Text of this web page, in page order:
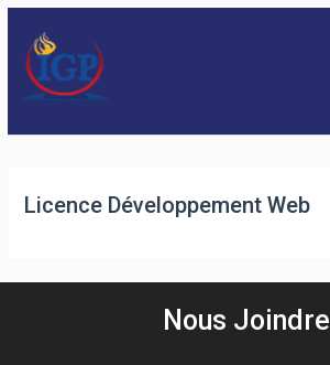
Licence Développement Web
Nous Joindre